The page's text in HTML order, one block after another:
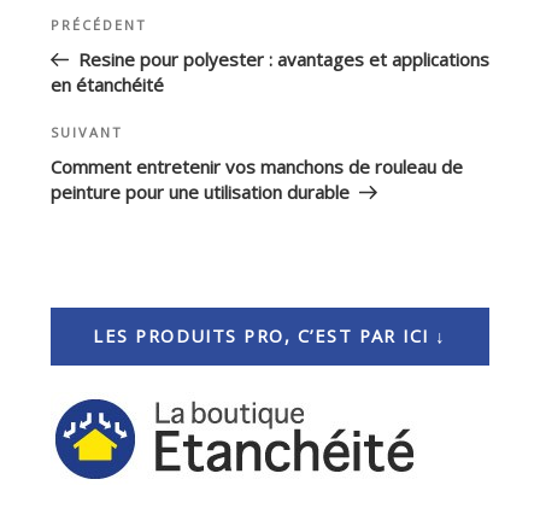
NAVIGATION
DE
L’ARTICLE
Article
précédent
PRÉCÉDENT
Resine pour polyester : avantages et applications
en étanchéité
Article
suivant
SUIVANT
Comment entretenir vos manchons de rouleau de
peinture pour une utilisation durable
LES PRODUITS PRO, C’EST PAR ICI ↓